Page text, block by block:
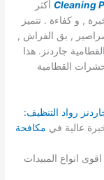
Cleaning أكثر
, و كفاءة . تتميز
, بق الفراش ,
جاردنز. هذا
القطامية
عالية في مكافحة
انواع المبيدات